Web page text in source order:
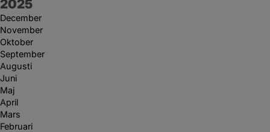
År:
2025
December
November
Oktober
September
Augusti
Juni
Maj
April
Mars
Februari